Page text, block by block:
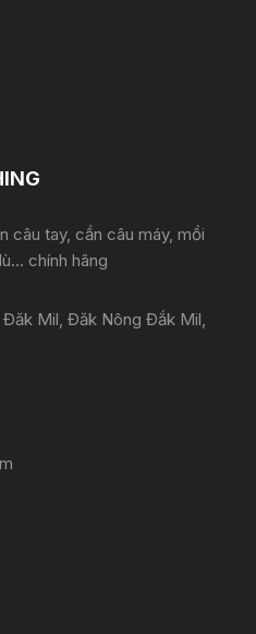
câu tay, cần câu máy, mồi
chính hãng
Mil, Đăk Nông Đắk Mil,